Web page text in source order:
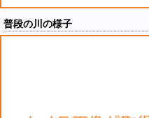
普段の川の様子